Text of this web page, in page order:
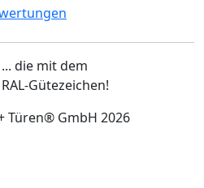
... die mit dem
RAL-Gütezeichen!
Türen® GmbH 2026